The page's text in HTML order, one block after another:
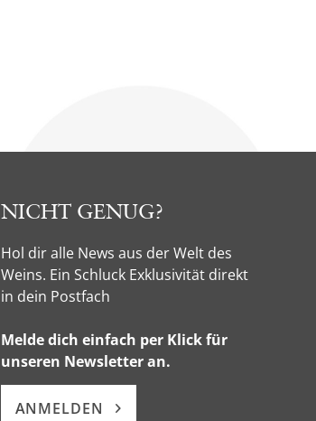
NICHT GENUG?
Hol dir alle News aus der Welt des
Weins. Ein Schluck Exklusivität direkt
in dein Postfach
Melde dich einfach per Klick für
unseren Newsletter an.
ANMELDEN